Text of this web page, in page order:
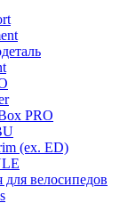
PRO
(ex. ED)
велосипедов